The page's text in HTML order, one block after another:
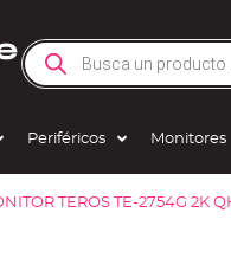
Periféricos Monitores
TEROS TE-2754G 2K